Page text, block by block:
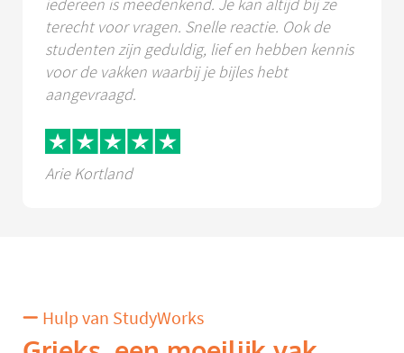
iedereen is meedenkend. Je kan altijd bij ze
terecht voor vragen. Snelle reactie. Ook de
studenten zijn geduldig, lief en hebben kennis
voor de vakken waarbij je bijles hebt
aangevraagd.
Arie Kortland
Hulp van StudyWorks